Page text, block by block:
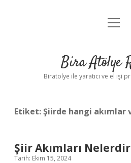
Anasayfa
Yasal
Bira Atölye
Biratolye ile yaratıcı ve el işi
Etiket:Şiirde hangi akımlar
Şiir Akımları Nelerdir
Tarih: Ekim 15, 2024